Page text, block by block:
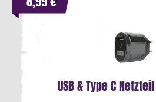
USB & Type C